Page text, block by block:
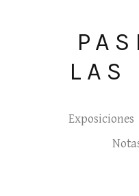
LAS
Exposiciones